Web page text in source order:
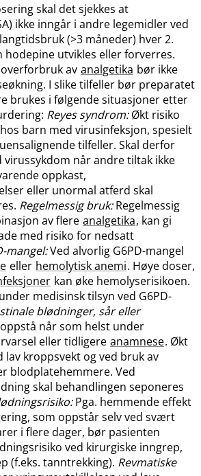
skal det sjekkes at
ikke inngår i andre legemidler ved
(>3 måneder) hver 2.
hodepine utvikles eller forverres.
av analgetika bør ikke
I slike tilfeller bør preparatet
brukes i følgende situasjoner etter
Reyes syndrom:Økt risiko
barn med virusinfeksjon, spesielt
tilfeller. Skal derfor
virussykdom når andre tiltak ikke
oppkast,
eller unormal atferd skal
Regelmessig bruk:Regelmessig
av flere analgetika, kan gi
med risiko for nedsatt
mangel:Ved alvorlig G6PD-mangel
eller hemolytisk anemi. Høye doser,
kan øke hemolyserisikoen.
medisinsk tilsyn ved G6PD-
blødninger, sår eller
når som helst under
eller tidligere anamnese. Økt
lav kroppsvekt og ved bruk av
blodplatehemmere. Ved
skal behandlingen seponeres
Pga. hemmende effekt
som oppstår selv ved svært
i flere dager, bør pasienten
ved kirurgiske inngrep,
(f.eks. tanntrekking). Revmatiske